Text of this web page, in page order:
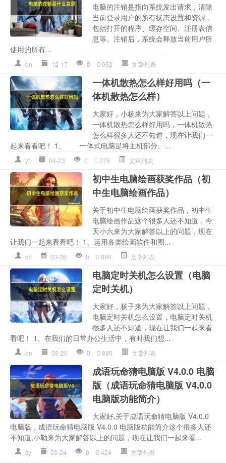
电脑的注销是指向系统发出请求，清除
当前登录用户的所有状态设置和资源，
包括打开的程序、缓存空间、注册表信
息等。注销后，系统会释放当前用户所
使用的所有...
dn 12-17 0 952 文章列表
一体机散热怎么样好用吗（一
体机散热怎么样）
大家好，小杨来为大家解答以上问题，
一体机散热怎么样好用吗，一体机散热
怎么样很多人还不知道，现在让我们一
起来看看吧！ 1、 一体式电脑是将主机部分、...
yt 04-23 0 275 文章列表
初中生电脑绘画获奖作品（初
中生电脑绘画作品）
关于初中生电脑绘画获奖作品，初中生
电脑绘画作品这个很多人还不知道，今
天小六来为大家解答以上的问题，现在
让我们一起来看看吧！ 1、运用各类绘画软件和图...
cz 03-26 0 890 文章列表
电脑定时关机怎么设置（电脑
定时关机）
大家好，杨子来为大家解答以上问题，
电脑定时关机怎么设置，电脑定时关机
很多人还不知道，现在让我们一起来看
看吧！ 1、在我们的日常办公生活中，有时我们想...
dn 03-25 0 885 文章列表
成语玩命猜电脑版 V4.0.0 电脑
版（成语玩命猜电脑版 V4.0.0
电脑版功能简介）
大家好,关于成语玩命猜电脑版 V4.0.0
电脑版，成语玩命猜电脑版 V4.0.0 电脑版功能简介这个很多人还
不知道,小勒来为大家解答以上的问题，现在让我们一起来看...
cy 03-24 0 424 文章列表